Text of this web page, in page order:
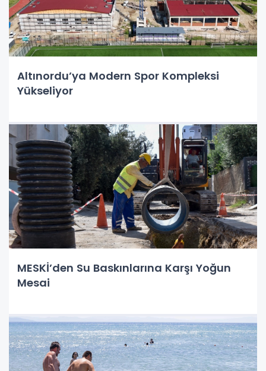
Altınordu’ya Modern Spor Kompleksi
Yükseliyor
MESKİ’den Su Baskınlarına Karşı Yoğun
Mesai